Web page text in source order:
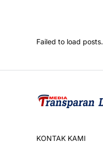
Failed to load posts.
KONTAK KAMI